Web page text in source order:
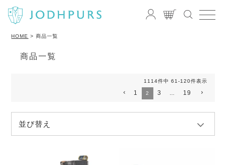
HOME 商品一覧
商品一覧
並び替え
1114件中 61 -120件表示
1 2 3 19